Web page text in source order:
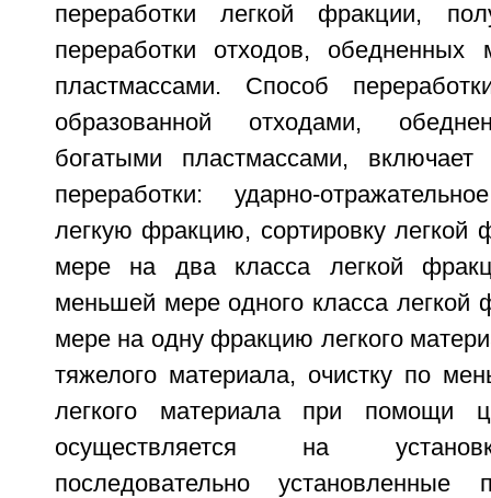
переработки легкой фракции,
переработки отходов, обедненных
пластмассами. Способ
образованной отходами,
богатыми пластмассами,
переработки: ударно-
легкую фракцию, сортировку легкой
мере на два класса легкой
меньшей мере одного класса
мере на одну фракцию легкого
тяжелого материала, очистку по
легкого материала при помощи
осуществляется на
последовательно